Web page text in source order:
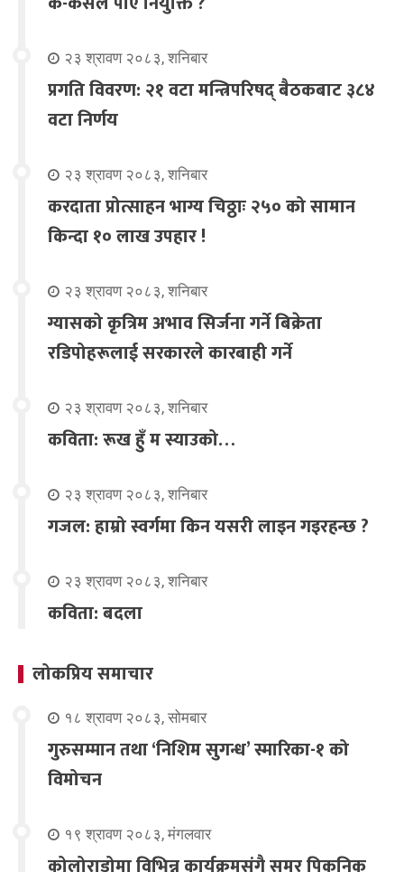
२३ श्रावण २०८३, शनिबार
प्रगति विवरण: २१ वटा मन्त्रिपरिषद् बैठकबाट ३८४
वटा निर्णय
२३ श्रावण २०८३, शनिबार
करदाता प्रोत्साहन भाग्य चिठ्ठाः २५० को सामान
किन्दा १० लाख उपहार !
२३ श्रावण २०८३, शनिबार
ग्यासको कृत्रिम अभाव सिर्जना गर्ने बिक्रेता
रडिपोहरूलाई सरकारले कारबाही गर्ने
२३ श्रावण २०८३, शनिबार
कविता: रूख हुँ म स्याउको…
२३ श्रावण २०८३, शनिबार
गजल: हाम्रो स्वर्गमा किन यसरी लाइन गइरहन्छ ?
२३ श्रावण २०८३, शनिबार
कविता: बदला
लोकप्रिय समाचार
१८ श्रावण २०८३, सोमबार
गुरुसम्मान तथा ‘निशिम सुगन्ध’ स्मारिका-१ को
विमोचन
१९ श्रावण २०८३, मंगलवार